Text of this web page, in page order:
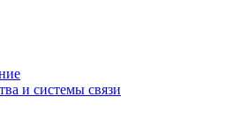
и системы связи